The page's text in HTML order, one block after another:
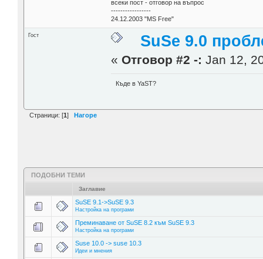
всеки пост - отговор на въпрос
-----------------
24.12.2003 "MS Free"
Гост SuSe 9.0
« Отговор #2 -: Jan 12,
Къде в YaST?
Страници: [1 ] Нагоре
ПОДОБНИ ТЕМИ
Заглавие
SuSE 9.1->SuSE 9.3
Настройка на програми
Преминаване от SuSE 8.2 към SuSE 9.3
Настройка на програми
Suse 10.0 -> suse 10.3
Идеи и мнения